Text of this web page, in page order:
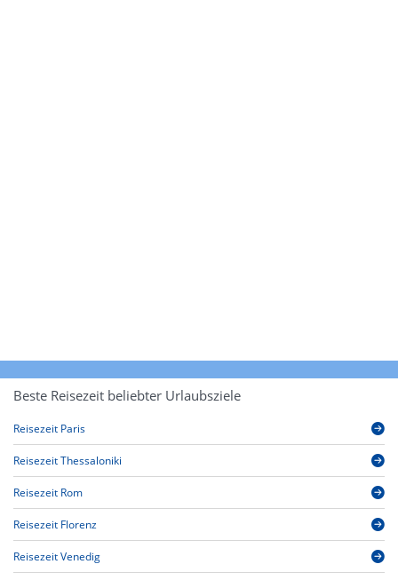
Beste Reisezeit beliebter Urlaubsziele
Reisezeit Paris
Reisezeit Thessaloniki
Reisezeit Rom
Reisezeit Florenz
Reisezeit Venedig